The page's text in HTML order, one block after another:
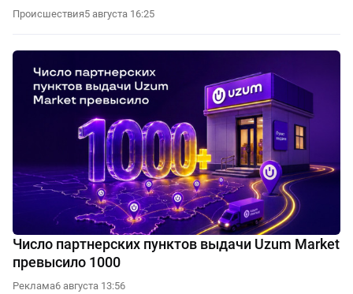
Происшествия5 августа 16:25
Число партнерских пунктов выдачи Uzum Market
превысило 1000
Реклама6 августа 13:56